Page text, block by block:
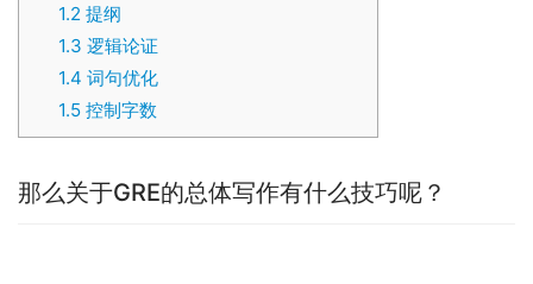
1.2 提纲
1.3 逻辑论证
1.4 词句优化
1.5控制字数
那么关于GRE的总体写作有什么技巧呢？